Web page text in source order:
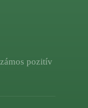
pozitív